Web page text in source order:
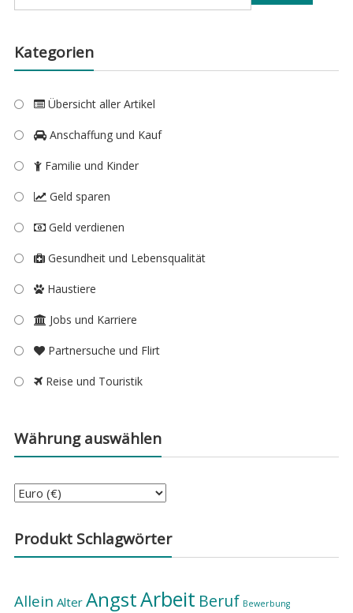
nach:
Kategorien
Übersicht aller Artikel
Anschaffung und Kauf
Familie und Kinder
Geld sparen
Geld verdienen
Gesundheit und Lebensqualität
Haustiere
Jobs und Karriere
Partnersuche und Flirt
Reise und Touristik
Währung auswählen
Produkt Schlagwörter
Allein Alter AngstArbeit Beruf Bewerbung